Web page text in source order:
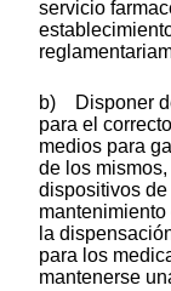
servicio
b) Disponer
para el
medios para
de los
dispositivos de
la
para los
mantenerse